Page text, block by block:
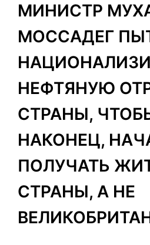
МИНИСТР
МОССАДЕГ
НЕФТЯНУЮ
СТРАНЫ,
НАКОНЕЦ,
ПОЛУЧАТЬ
СТРАНЫ, А НЕ